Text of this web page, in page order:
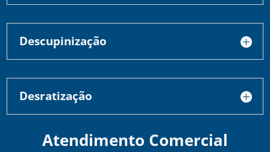
Descupinização
Desratização
Atendimento Comercial